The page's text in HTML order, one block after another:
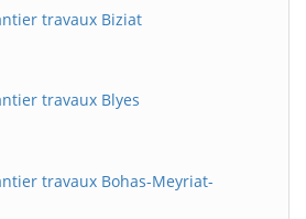
travaux Biziat
travaux Blyes
travaux Bohas-Meyriat-